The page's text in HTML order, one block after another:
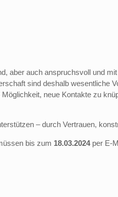
aber auch anspruchsvoll und
sind deshalb wesentliche
neue Kontakte zu
– durch Vertrauen,
bis zum 18.03.2024per E-